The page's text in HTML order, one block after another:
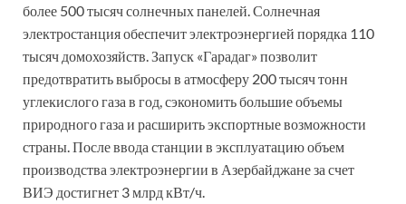
более 500 тысяч солнечных панелей. Солнечная
электростанция обеспечит электроэнергией порядка 110
тысяч домохозяйств. Запуск «Гарадаг» позволит
предотвратить выбросы в атмосферу 200 тысяч тонн
углекислого газа в год, сэкономить большие объемы
природного газа и расширить экспортные возможности
страны. После ввода станции в эксплуатацию объем
производства электроэнергии в Азербайджане за счет
ВИЭ достигнет 3 млрд кВт/ч.